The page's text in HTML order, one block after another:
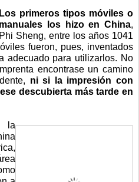
Los primeros tipos móviles o
manuales los hizo en China,
Phi Sheng, entre los años 1041
fueron, pues, inventados
adecuado para utilizarlos. No
encontrase un camino
ni si la impresión con
descubierta más tarde en
la